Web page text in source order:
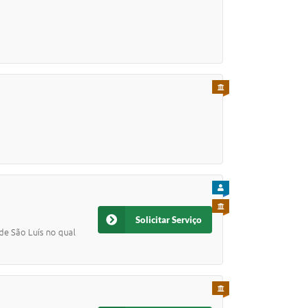
PARA SERVIDOR
São Luís no qual
PARA CIDADÃO
PARA SERVIDOR
Solicitar Serviço
PARA SERVIDOR